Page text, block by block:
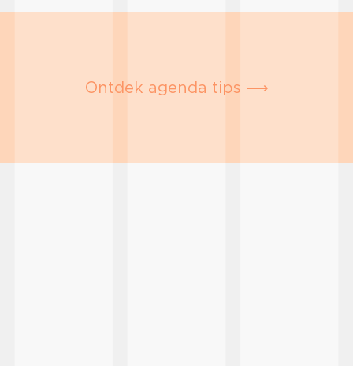
Ontdek agenda tips ⟶